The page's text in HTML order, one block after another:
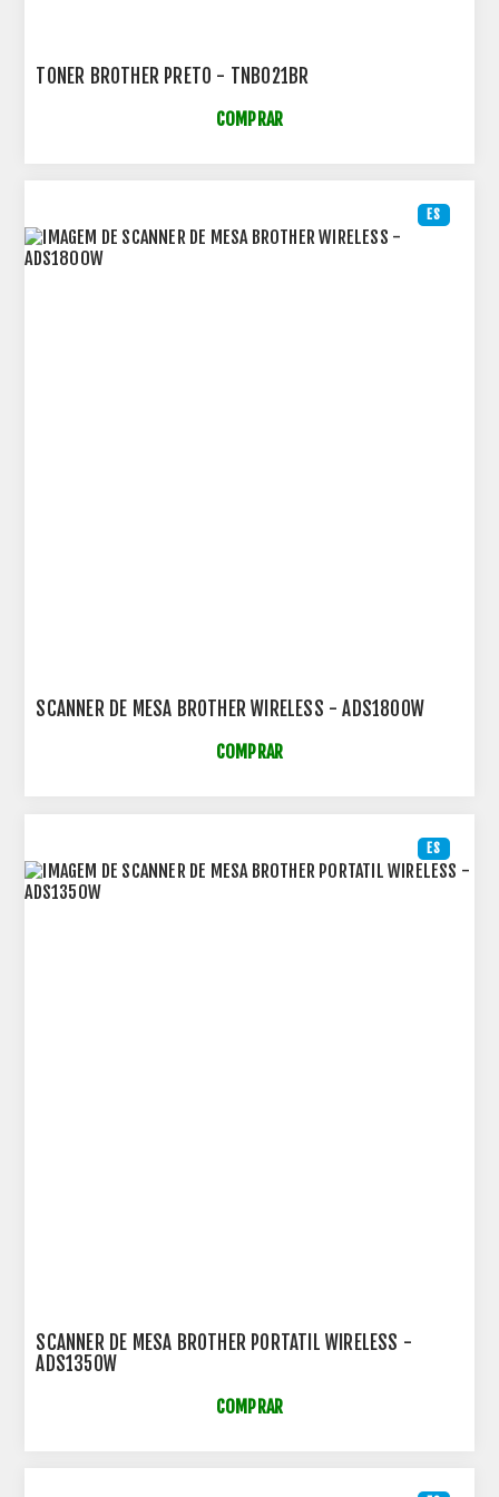
TONER BROTHER PRETO - TNB021BR
COMPRAR
ES
SCANNER DE MESA BROTHER WIRELESS - ADS1800W
COMPRAR
ES
SCANNER DE MESA BROTHER PORTATIL WIRELESS -
ADS1350W
COMPRAR